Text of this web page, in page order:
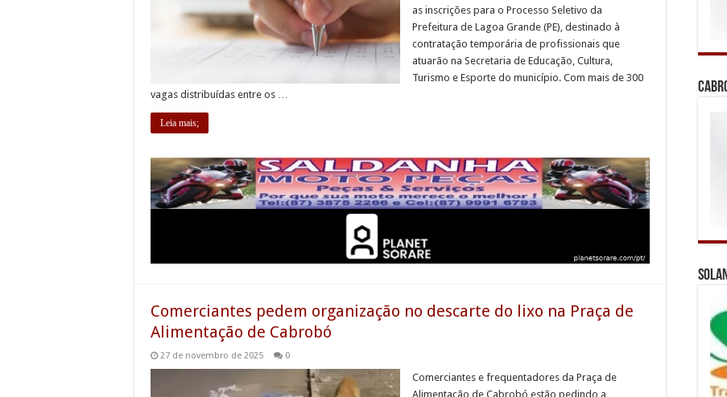
as inscrições para o Processo Seletivo da
Prefeitura de Lagoa Grande (PE), destinado à
contratação temporária de profissionais que
atuarão na Secretaria de Educação, Cultura,
Turismo e Esporte do município. Com mais de 300
vagas distribuídas entre os …
Leia mais;
Comerciantes pedem organização no descarte do lixo na Praça de
Alimentação de Cabrobó
27 de novembro de 2025 0
Comerciantes e frequentadores da Praça de
Alimentação de Cabrobó estão pedindo a